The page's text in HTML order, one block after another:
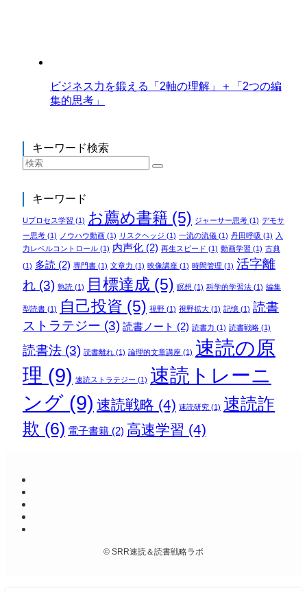
ビジネス力を鍛える「2軸の理解」＋「2つの編
集的思考」
キーワード検索
キーワード
Uプロセス学習 (1) お薦め書籍 (5) ジャーサー思考(1) デモサ
ー思考(1) ノウハウ動画(1) リスクヘッジ (1) 一流の流儀(1) 丹田呼吸 (1) 入
力レベルコントロール(1) 内声化(2) 再生スピード (1) 動画学習 (1) 古典
(1) 多読 (2) 専門書(1) 文章力 (1) 映像講座(1) 時間管理 (1) 活字離
れ(3) 熟読(1) 目標達成 (5) 瞑想 (1) 科学的学習法(1) 編集
型読書(1) 自己投資 (5) 視野(1) 視野拡大(1) 記憶(1) 読書
ストラテジー (3) 読書ノート (2) 読書力 (1) 読書戦略(1)
読書法(3) 読書離れ(1) 論理的文章講座(1) 速読の原
理 (9) 速読ストラテジー (1) 速読トレーニ
ング(9) 速読戦略 (4) 速読研究(1) 速読詐
欺 (6) 電子書籍(2) 高速学習 (4)
© SRR速読＆読書戦略ラボ